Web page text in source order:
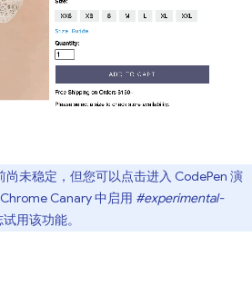
尚未稳定，但您可以点击进入 CodePen 演
Canary 中启用 #experimental-
用该功能。